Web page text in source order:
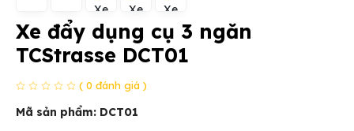
Xe đẩy dụng cụ 3 ngăn
TCStrasse DCT01
( 0 đánh giá )
Mã sản phẩm: DCT01